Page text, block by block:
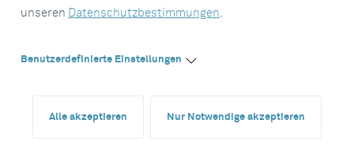
unseren Datenschutzbestimmungen.
Benutzerdefinierte Einstellungen
Alle akzeptieren Nur Notwendige akzeptieren